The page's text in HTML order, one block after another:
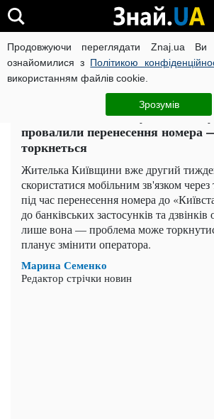
Продовжуючи переглядати Znaj.ua Ви
ознайомилися з Політикою
використанням файлів cookie.
Зрозумів
ВІЙНА РОСІЇ ПРОТИ УКРАЇНИ
Залишили без зв'язку на тижні: у
провалили перенесення номера
торкнеться
Жителька Київщини вже другий
скористатися мобільним зв'язком через
під час перенесення номера до
до банківських застосунків та
лише вона — проблема може
планує змінити оператора.
Марина Семенко
Редактор стрічки новин